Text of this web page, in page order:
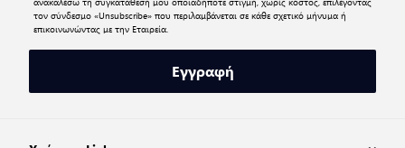
τον σύνδεσμο «Unsubscribe» που περιλαμβάνεται σε κάθε σχετικό μήνυμα ή
επικοινωνώντας με την Εταιρεία.
Εγγραφή